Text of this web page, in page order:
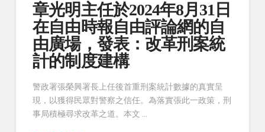
章光明主任於2024年8月31日
在自由時報自由評論網的自
由廣場，發表：改革刑案統
計的制度建構
警政署張榮興署長上任後首重刑案統計數據的真實呈
現，以獲得民眾對警察之信任。為落實張此一政策，刑
事局積極尋求改革之道。本文 …